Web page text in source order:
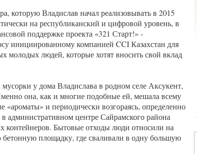
которую Владислав начал реализовывать в 2015
на республиканский и цифровой уровень, в
поддержке проекта «321 Старт!» -
инициированному компанией CCI Казахстан для
молодых людей, которые хотят вносить свой вклад
у дома Владислава в родном селе Аксукент,
она, как и многие подобные ей, мешала всему
«ароматы» и периодически возгораясь, определенно
административном центре Сайрамского района
контейнеров. Бытовые отходы люди относили на
площадку, где сваливали в одну большую